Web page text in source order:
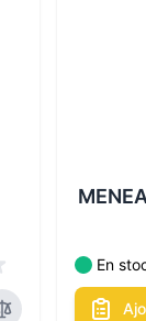
Les
En